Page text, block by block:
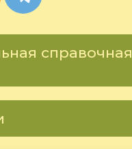
справочная